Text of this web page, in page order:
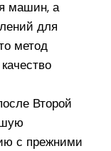
машин, а
для
метод
Второй
с прежними